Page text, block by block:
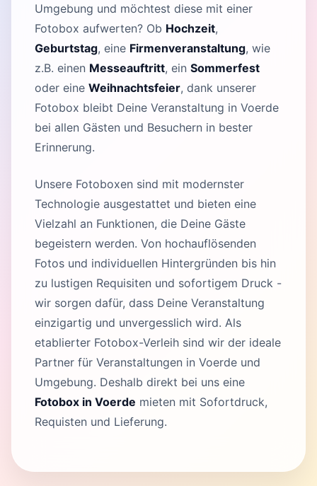
Umgebung und möchtest diese mit einer
Fotobox aufwerten? Ob Hochzeit,
Geburtstag, eine Firmenveranstaltung, wie
z.B. einen Messeauftritt, ein Sommerfest
oder eine Weihnachtsfeier, dank unserer
Fotobox bleibt Deine Veranstaltung in Voerde
bei allen Gästen und Besuchern in bester
Erinnerung.
Unsere Fotoboxen sind mit modernster
Technologie ausgestattet und bieten eine
Vielzahl an Funktionen, die Deine Gäste
begeistern werden. Von hochauflösenden
Fotos und individuellen Hintergründen bis hin
zu lustigen Requisiten und sofortigem Druck -
wir sorgen dafür, dass Deine Veranstaltung
einzigartig und unvergesslich wird. Als
etablierter Fotobox-Verleih sind wir der ideale
Partner für Veranstaltungen in Voerde und
Umgebung. Deshalb direkt bei uns eine
Fotobox in Voerde mieten mit Sofortdruck,
Requisten und Lieferung.